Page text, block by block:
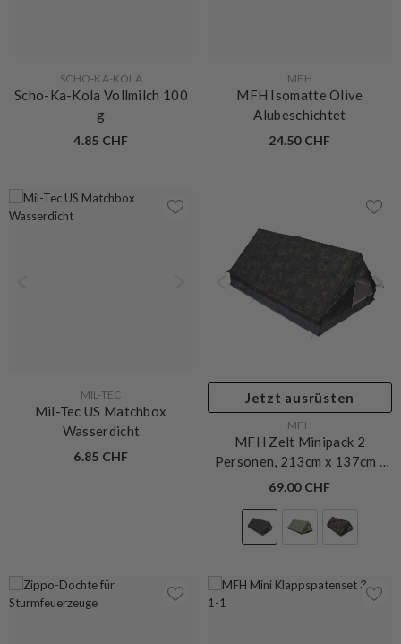
VERKÄUFERIN:SCHO-KA-KOLA
Scho-Ka-Kola Vollmilch 100
g
4.85 CHF
MFH
MFH Isomatte Olive
Alubeschichtet
24.50 CHF
VERKÄUFERIN:MIL-TEC
Mil-Tec US Matchbox
Wasserdicht
6.85 CHF
Jetzt ausrüsten
MFH
MFH Zelt Minipack 2
Personen, 213cm x 137cm -
Woodland
69.00 CHF